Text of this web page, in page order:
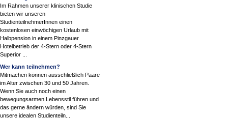
Im Rahmen unserer klinischen Studie
bieten wir unseren
StudienteilnehmerInnen einen
kostenlosen einwöchigen Urlaub mit
Halbpension in einem Pinzgauer
Hotelbetrieb der 4-Stern oder 4-Stern
Superior ...
Wer kann teilnehmen?
Mitmachen können ausschließlich Paare
im Alter zwischen 30 und 50 Jahren.
Wenn Sie auch noch einen
bewegungsarmen Lebensstil führen und
das gerne ändern würden, sind Sie
unsere idealen Studienteiln...